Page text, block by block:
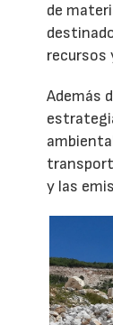
de
recursos
Además
y las